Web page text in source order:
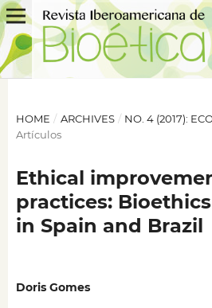
HOME / ARCHIVES / NO. 4 (2017):
Artículos
Ethical
practices:
in Spain and Brazil
Doris Gomes